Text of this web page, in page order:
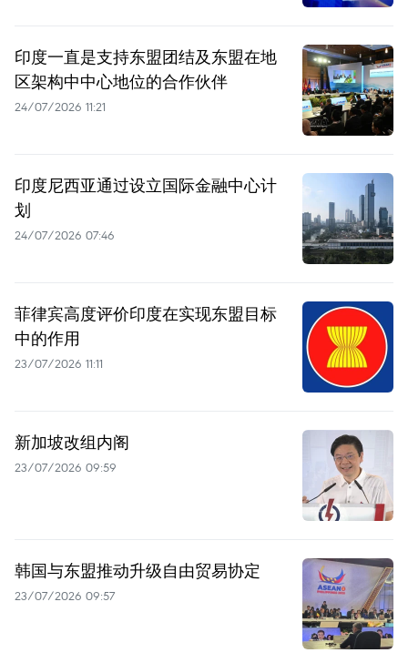
印度一直是支持东盟团结及东盟在地
区架构中中心地位的合作伙伴
24/07/2026 11:21
印度尼西亚通过设立国际金融中心计
划
24/07/2026 07:46
菲律宾高度评价印度在实现东盟目标
中的作用
23/07/2026 11:11
新加坡改组内阁
23/07/2026 09:59
韩国与东盟推动升级自由贸易协定
23/07/2026 09:57